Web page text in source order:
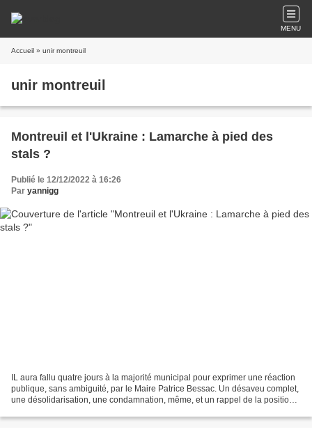
MENU
Accueil » unir montreuil
unir montreuil
Montreuil et l'Ukraine : Lamarche à pied des
stals ?
Publié le 12/12/2022 à 16:26
Par yannigg
IL aura fallu quatre jours à la majorité municipal pour exprimer une réaction
publique, sans ambiguité, par le Maire Patrice Bessac. Un désaveu complet,
une désolidarisation, une condamnation, même, et un rappel de la positions